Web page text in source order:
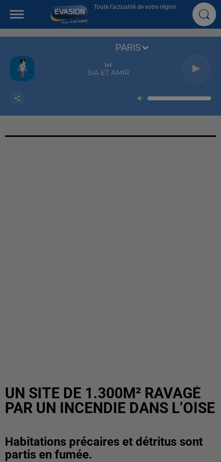
Toute l'actualité de votre région
1+1
SIA ET AMIR
PARIS
UN SITE DE 1.300M² RAVAGÉ
PAR UN INCENDIE DANS L’OISE
Habitations précaires et détritus sont
partis en fumée.